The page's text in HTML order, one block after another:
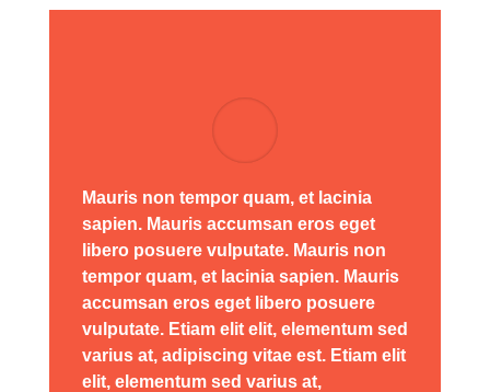
Mauris non tempor quam, et lacinia
sapien. Mauris accumsan eros eget
libero posuere vulputate. Mauris non
tempor quam, et lacinia sapien. Mauris
accumsan eros eget libero posuere
vulputate. Etiam elit elit, elementum sed
varius at, adipiscing vitae est. Etiam elit
elit, elementum sed varius at,